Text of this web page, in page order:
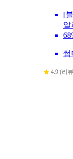
[
알
썸
4.9 (리